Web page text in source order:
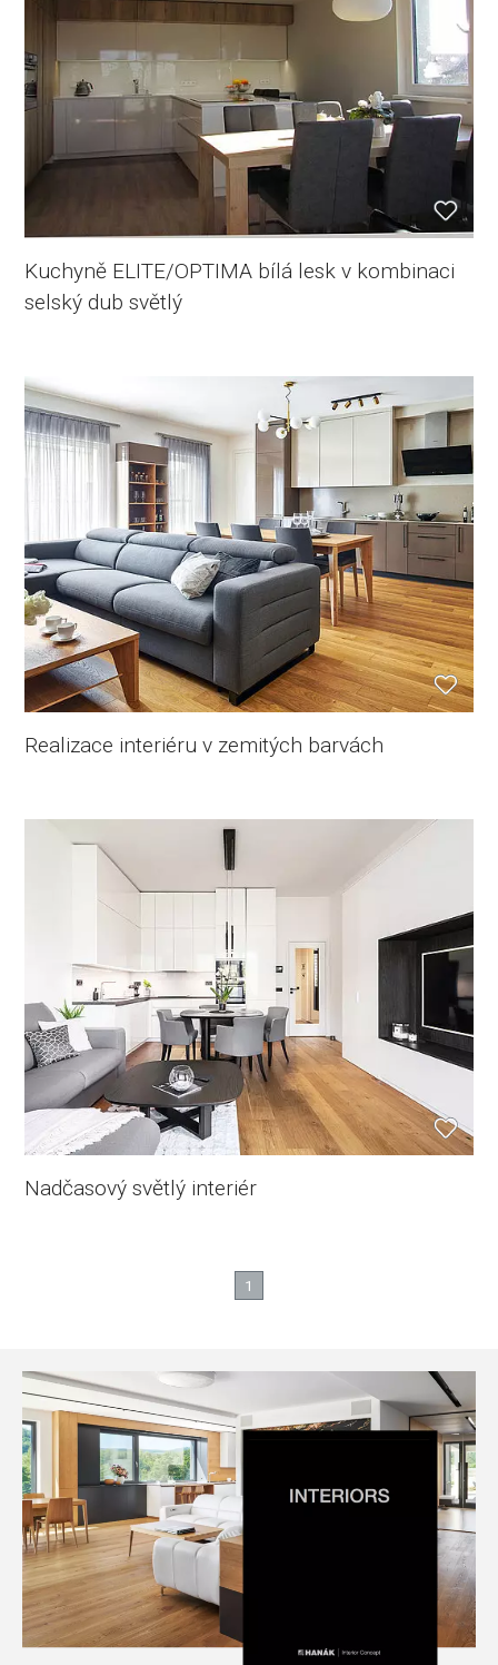
Kuchyně ELITE/OPTIMA bílá lesk v kombinaci
selský dub světlý
Realizace interiéru v zemitých barvách
Nadčasový světlý interiér
1